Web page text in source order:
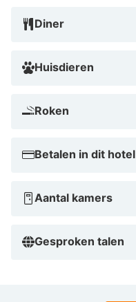
Diner
Huisdieren
Roken
Betalen in dit hotel
Aantal kamers
Gesproken talen